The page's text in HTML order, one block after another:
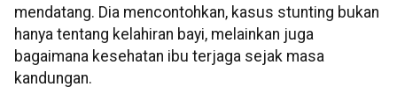
mendatang. Dia mencontohkan, kasus stunting bukan
hanya tentang kelahiran bayi, melainkan juga
bagaimana kesehatan ibu terjaga sejak masa
kandungan.